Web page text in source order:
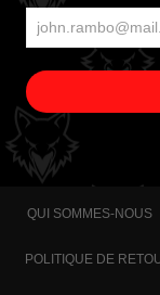
QUI SOMMES-NOUS
POLITIQUE DE